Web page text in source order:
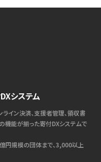
システム
ライン決済、支援者管理、領収書
機能が揃った寄付DXシステムで
円規模の団体まで、3,000以上